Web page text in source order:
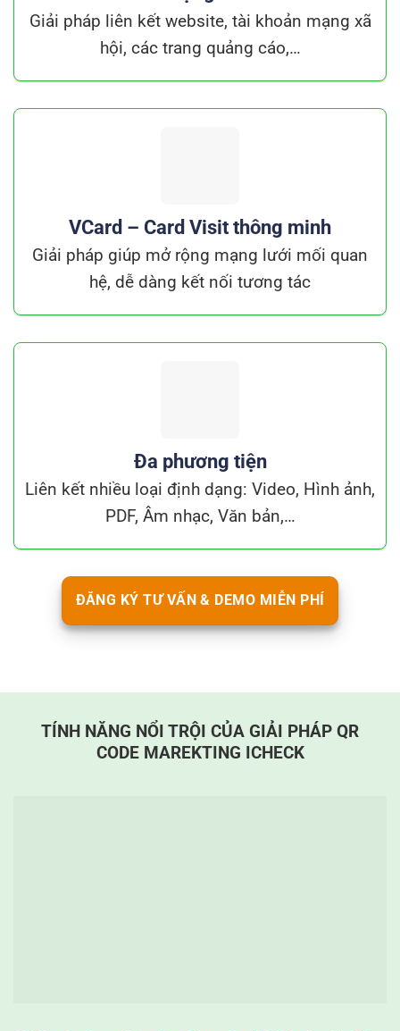
Giải pháp liên kết website, tài khoản mạng xã
hội, các trang quảng cáo,…
VCard – Card Visit thông minh
Giải pháp giúp mở rộng mạng lưới mối quan
hệ, dễ dàng kết nối tương tác
Đa phương tiện
Liên kết nhiều loại định dạng: Video, Hình ảnh,
PDF, Âm nhạc, Văn bản,…
ĐĂNG KÝ TƯ VẤN & DEMO MIỄN PHÍ
TÍNH NĂNG NỔI TRỘI CỦA GIẢI PHÁP QR
CODE MAREKTING ICHECK